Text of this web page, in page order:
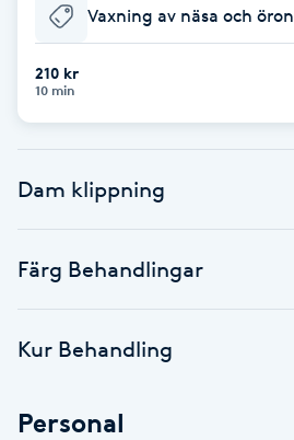
Extensions
Extensions borttagning
F
Vaxning av näsa och öron
210 kr
10 min
Dam klippning
Färg Behandlingar
Kur Behandling
Personal